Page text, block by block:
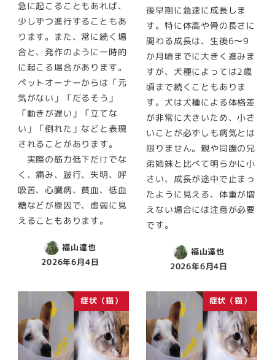
急に起こることもあれば、
少しずつ進行することもあ
ります。また、常に続く場
合と、発作のように一時的
に起こる場合があります。
ペットオーナーからは「元
気がない」「だるそう」
「動きが遅い」「立てな
い」「倒れた」などと表現
されることがあります。
実際の筋力低下だけでな
く、痛み、跛行、失明、呼
吸苦、心臓病、貧血、低血
糖などが原因で、虚弱に見
えることもあります。
福山達也
2026年6月4日
後早期に急速に成長しま
す。特に体高や骨の長さに
関わる成長は、生後6〜9
か月頃までに大きく進みま
すが、犬種によっては2歳
頃まで続くこともありま
す。犬は犬種による体格差
が非常に大きいため、小さ
いことが必ずしも病気とは
限りません。親や同腹の兄
弟姉妹と比べて明らかに小
さい、成長が途中で止まっ
たように見える、体重が増
えない場合には注意が必要
です。
福山達也
2026年6月4日
症状（猫） 症状（猫）